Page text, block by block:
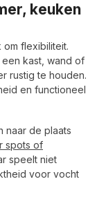
keuken
om flexibiliteit.
kast, wand of
rustig te houden.
en functioneel
naar de plaats
spots of
speelt niet
voor vocht